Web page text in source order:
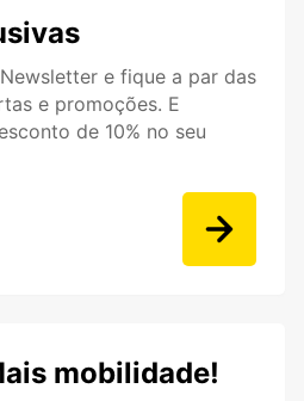
e fique a par das
e promoções. E
de 10% no seu
mobilidade!